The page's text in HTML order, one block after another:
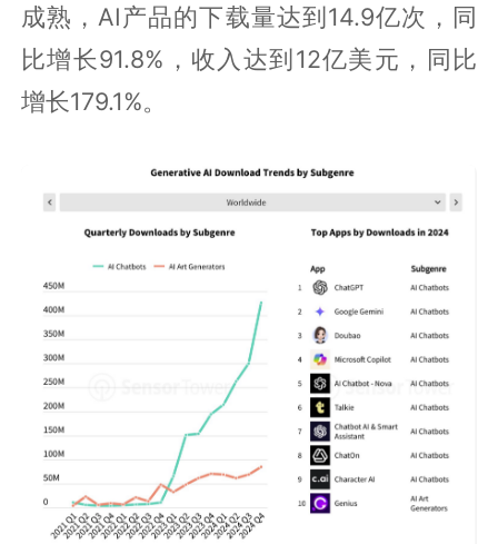
成熟，AI产品的下载量达到14.9亿次，同
比增长91.8%，收入达到12亿美元，同比
增长179.1%。